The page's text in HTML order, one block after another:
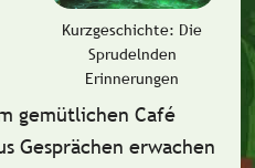
Kurzgeschichte: Die
Sprudelnden
Erinnerungen
gemütlichen Café
Gesprächen erwachen